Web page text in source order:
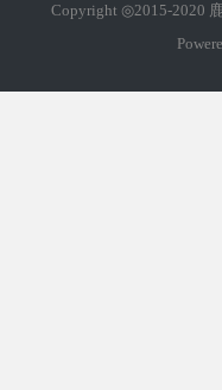
Copyright ◎2015-2020